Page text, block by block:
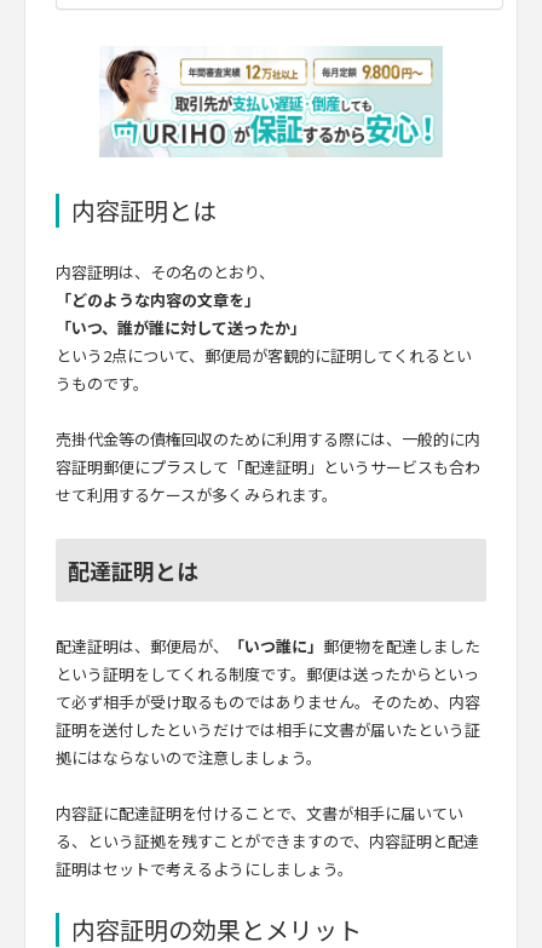
内容証明とは
内容証明は、その名のとおり、
「どのような内容の文章を」
「いつ、誰が誰に対して送ったか」
という2点について、郵便局が客観的に証明してくれるとい
うものです。
売掛代金等の債権回収のために利用する際には、一般的に内
容証明郵便にプラスして「配達証明」というサービスも合わ
せて利用するケースが多くみられます。
配達証明とは
配達証明は、郵便局が、 「いつ誰に」 郵便物を配達しました
という証明をしてくれる制度です。郵便は送ったからといっ
て必ず相手が受け取るものではありません。そのため、内容
証明を送付したというだけでは相手に文書が届いたという証
拠にはならないので注意しましょう。
内容証に配達証明を付けることで、文書が相手に届いてい
る、という証拠を残すことができますので、内容証明と配達
証明はセットで考えるようにしましょう。
内容証明の効果とメリット